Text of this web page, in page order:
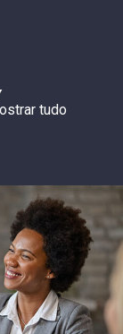
tudo